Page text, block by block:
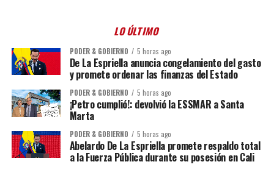
LO ÚLTIMO
PODER & GOBIERNO 5 horas ago
De La Espriella anuncia congelamiento del gasto
y promete ordenar las finanzas del Estado
PODER & GOBIERNO 5 horas ago
¡Petro cumplió!: devolvió la ESSMAR a Santa
Marta
PODER & GOBIERNO 5 horas ago
Abelardo De La Espriella promete respaldo total
a la Fuerza Pública durante su posesión en Cali